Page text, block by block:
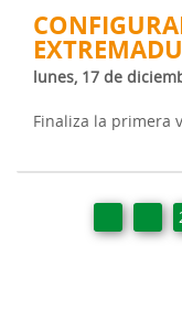
lunes, 17 de
Finaliza la primera